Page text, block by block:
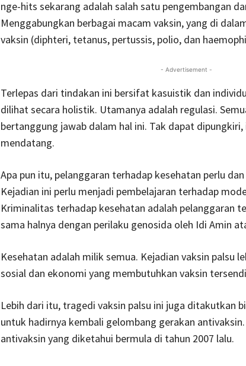
nge-hits sekarang adalah salah satu pengembangan
Menggabungkan berbagai macam vaksin, yang di
vaksin (diphteri, tetanus, pertussis, polio, dan
- Advertisement -
Terlepas dari tindakan ini bersifat kasuistik dan
dilihat secara holistik. Utamanya adalah regulasi.
bertanggung jawab dalam hal ini. Tak dapat
mendatang.
Apa pun itu, pelanggaran terhadap kesehatan perlu
Kejadian ini perlu menjadi pembelajaran terhadap
Kriminalitas terhadap kesehatan adalah pelanggaran
sama halnya dengan perilaku genosida oleh Idi Amin
Kesehatan adalah milik semua. Kejadian vaksin palsu
sosial dan ekonomi yang membutuhkan vaksin
Lebih dari itu, tragedi vaksin palsu ini juga ditakutkan
untuk hadirnya kembali gelombang gerakan
antivaksin yang diketahui bermula di tahun 2007 lalu.